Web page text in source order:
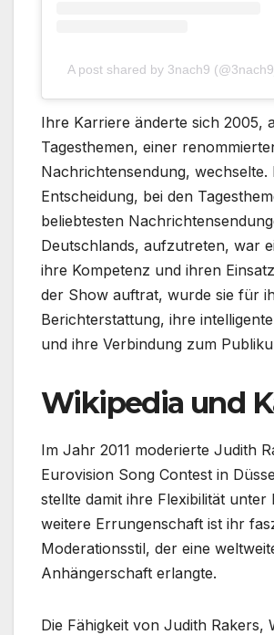
A post shared by 3nach9
Ihre Karriere änderte sich 2005,
Tagesthemen, einer
Nachrichtensendung, wechselte.
Entscheidung, bei den
beliebtesten
Deutschlands, aufzutreten, war
ihre Kompetenz und ihren
der Show auftrat, wurde sie für
Berichterstattung, ihre
und ihre Verbindung zum
Wikipedia und
Im Jahr 2011 moderierte Judith
Eurovision Song Contest in
stellte damit ihre Flexibilität unter
weitere Errungenschaft ist ihr
Moderationsstil, der eine
Anhängerschaft erlangte.
Die Fähigkeit von Judith Rakers,